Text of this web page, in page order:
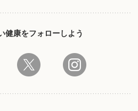
健康をフォローしよう